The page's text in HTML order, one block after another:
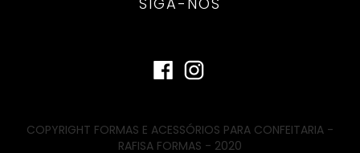
COPYRIGHT FORMAS E ACESSÓRIOS PARA CONFEITARIA -
RAFISA FORMAS - 2020